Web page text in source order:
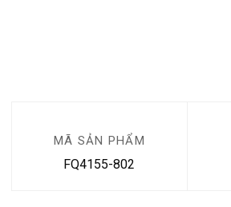
MÃ SẢN PHẨM
FQ4155-802